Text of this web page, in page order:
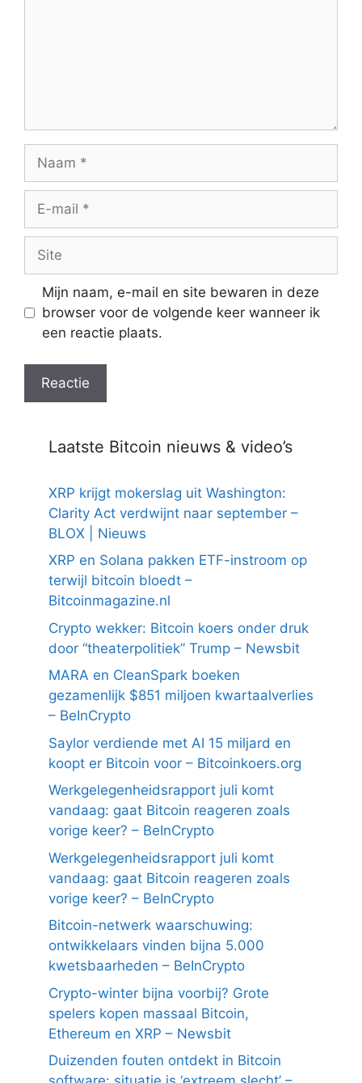
Naam
Site
Mijn naam, e-mail en site bewaren in deze
browser voor de volgende keer wanneer ik
een reactie plaats.
Laatste Bitcoin nieuws & video’s
XRP krijgt mokerslag uit Washington:
Clarity Act verdwijnt naar september –
BLOX | Nieuws
XRP en Solana pakken ETF-instroom op
terwijl bitcoin bloedt –
Bitcoinmagazine.nl
Crypto wekker: Bitcoin koers onder druk
door “theaterpolitiek” Trump – Newsbit
MARA en CleanSpark boeken
gezamenlijk $851 miljoen kwartaalverlies
– BeInCrypto
Saylor verdiende met AI 15 miljard en
koopt er Bitcoin voor – Bitcoinkoers.org
Werkgelegenheidsrapport juli komt
vandaag: gaat Bitcoin reageren zoals
vorige keer? – BeInCrypto
Werkgelegenheidsrapport juli komt
vandaag: gaat Bitcoin reageren zoals
vorige keer? – BeInCrypto
Bitcoin-netwerk waarschuwing:
ontwikkelaars vinden bijna 5.000
kwetsbaarheden – BeInCrypto
Crypto-winter bijna voorbij? Grote
spelers kopen massaal Bitcoin,
Ethereum en XRP – Newsbit
Duizenden fouten ontdekt in Bitcoin